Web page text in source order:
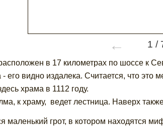
← 1 /
в 17 километрах по шоссе к
его видно издалека. Считается, что это
храма в 1112 году.
к храму, ведет лестница. Наверх
маленький грот, в котором находятся